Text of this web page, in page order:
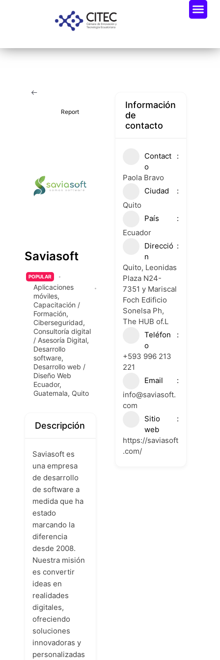
Report
Saviasoft
POPULAR
Aplicaciones
móviles,
Capacitación /
Formación,
Ciberseguridad,
Consultoría digital
/ Asesoría Digital,
Desarrollo
software,
Desarrollo web /
Diseño Web
Ecuador,
Guatemala, Quito
Descripción
Saviasoft es
una empresa
de desarrollo
de software a
medida que ha
estado
marcando la
diferencia
desde 2008.
Nuestra misión
es convertir
ideas en
realidades
digitales,
ofreciendo
soluciones
innovadoras y
personalizadas
Información
de
contacto
Contact
o
Paola Bravo
Ciudad
Quito
País
Ecuador
Direcció
n
Quito, Leonidas
Plaza N24-
7351 y Mariscal
Foch Edificio
Sonelsa Ph,
The HUB of.L
Teléfon
o
+593 996 213
221
Email
info@saviasoft.
com
Sitio
web
https://saviasoft
.com/